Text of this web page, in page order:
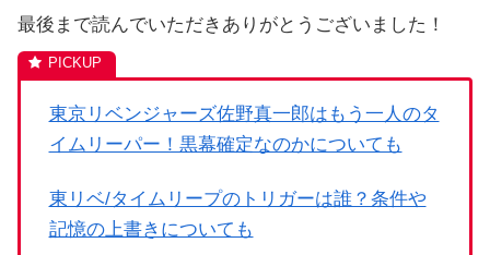
最後まで読んでいただきありがとうございました！
東京リベンジャーズ佐野真一郎はもう一人のタ
イムリーパー！黒幕確定なのかについても
東リベ/タイムリープのトリガーは誰？条件や
記憶の上書きについても